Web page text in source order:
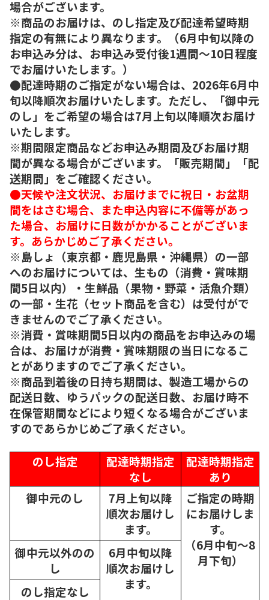
場合がございます。
※商品のお届けは、のし指定及び配達希望時期
指定の有無により異なります。（6月中旬以降の
お申込み分は、お申込み受付後1週間～10日程度
でお届けいたします。）
●配達時期のご指定がない場合は、2026年6月中
旬以降順次お届けいたします。ただし、「御中元
のし」をご希望の場合は7月上旬以降順次お届け
いたします。
※期間限定商品などお申込み期間及びお届け期
間が異なる場合がございます。「販売期間」「配
送期間」をご確認ください。
●天候や注文状況、お届けまでに祝日・お盆期
間をはさむ場合、また申込内容に不備等があっ
た場合、お届けに日数がかかることがございま
す。あらかじめご了承ください。
※島しょ（東京都・鹿児島県・沖縄県）の一部
へのお届けについては、生もの（消費・賞味期
間5日以内）・生鮮品（果物・野菜・活魚介類）
の一部・生花（セット商品を含む）は受付がで
きませんのでご了承ください。
※消費・賞味期間5日以内の商品をお申込みの場
合は、お届けが消費・賞味期限の当日になるこ
とがありますのでご了承ください。
※商品到着後の日持ち期間は、製造工場からの
配送日数、ゆうパックの配送日数、お届け時不
在保管期間などにより短くなる場合がございま
すのであらかじめご了承ください。
のし指定
配達時期指定
なし
配達時期指定
あり
御中元のし
7月上旬以降
順次お届けし
ます。
ご指定の時期
にお届けしま
す。
（6月中旬～8
月下旬）
御中元以外のの
し
6月中旬以降
順次お届けし
ます。
のし指定なし